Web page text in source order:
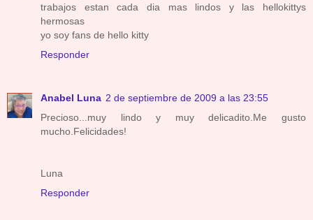
trabajos estan cada dia mas lindos y las hellokittys
hermosas
yo soy fans de hello kitty
Responder
Anabel Luna 2 de septiembre de 2009 a las 23:55
Precioso...muy lindo y muy delicadito.Me gusto
mucho.Felicidades!
Luna
Responder